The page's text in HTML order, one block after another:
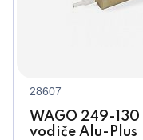
28607
WAGO 249-
vodiče Alu-Plus